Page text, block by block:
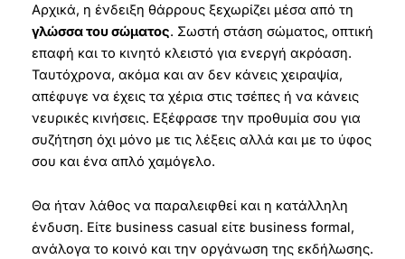
Αρχικά, η ένδειξη θάρρους ξεχωρίζει μέσα από τη
γλώσσα του σώματος. Σωστή στάση σώματος, οπτική
επαφή και το κινητό κλειστό για ενεργή ακρόαση.
Ταυτόχρονα, ακόμα και αν δεν κάνεις χειραψία,
απέφυγε να έχεις τα χέρια στις τσέπες ή να κάνεις
νευρικές κινήσεις. Εξέφρασε την προθυμία σου για
συζήτηση όχι μόνο με τις λέξεις αλλά και με το ύφος
σου και ένα απλό χαμόγελο.
Θα ήταν λάθος να παραλειφθεί και η κατάλληλη
ένδυση. Είτε business casual είτε business formal,
ανάλογα το κοινό και την οργάνωση της εκδήλωσης.